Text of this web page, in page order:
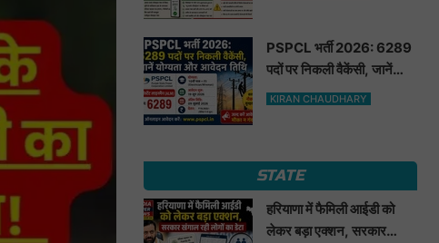
PSPCL भर्ती 2026: 6289
पदों पर निकली वैकेंसी, जानें
योग्यता और आवेदन तिथि
KIRAN CHAUDHARY
STATE
हरियाणा में फैमिली आईडी को
लेकर बड़ा एक्शन, सरकार